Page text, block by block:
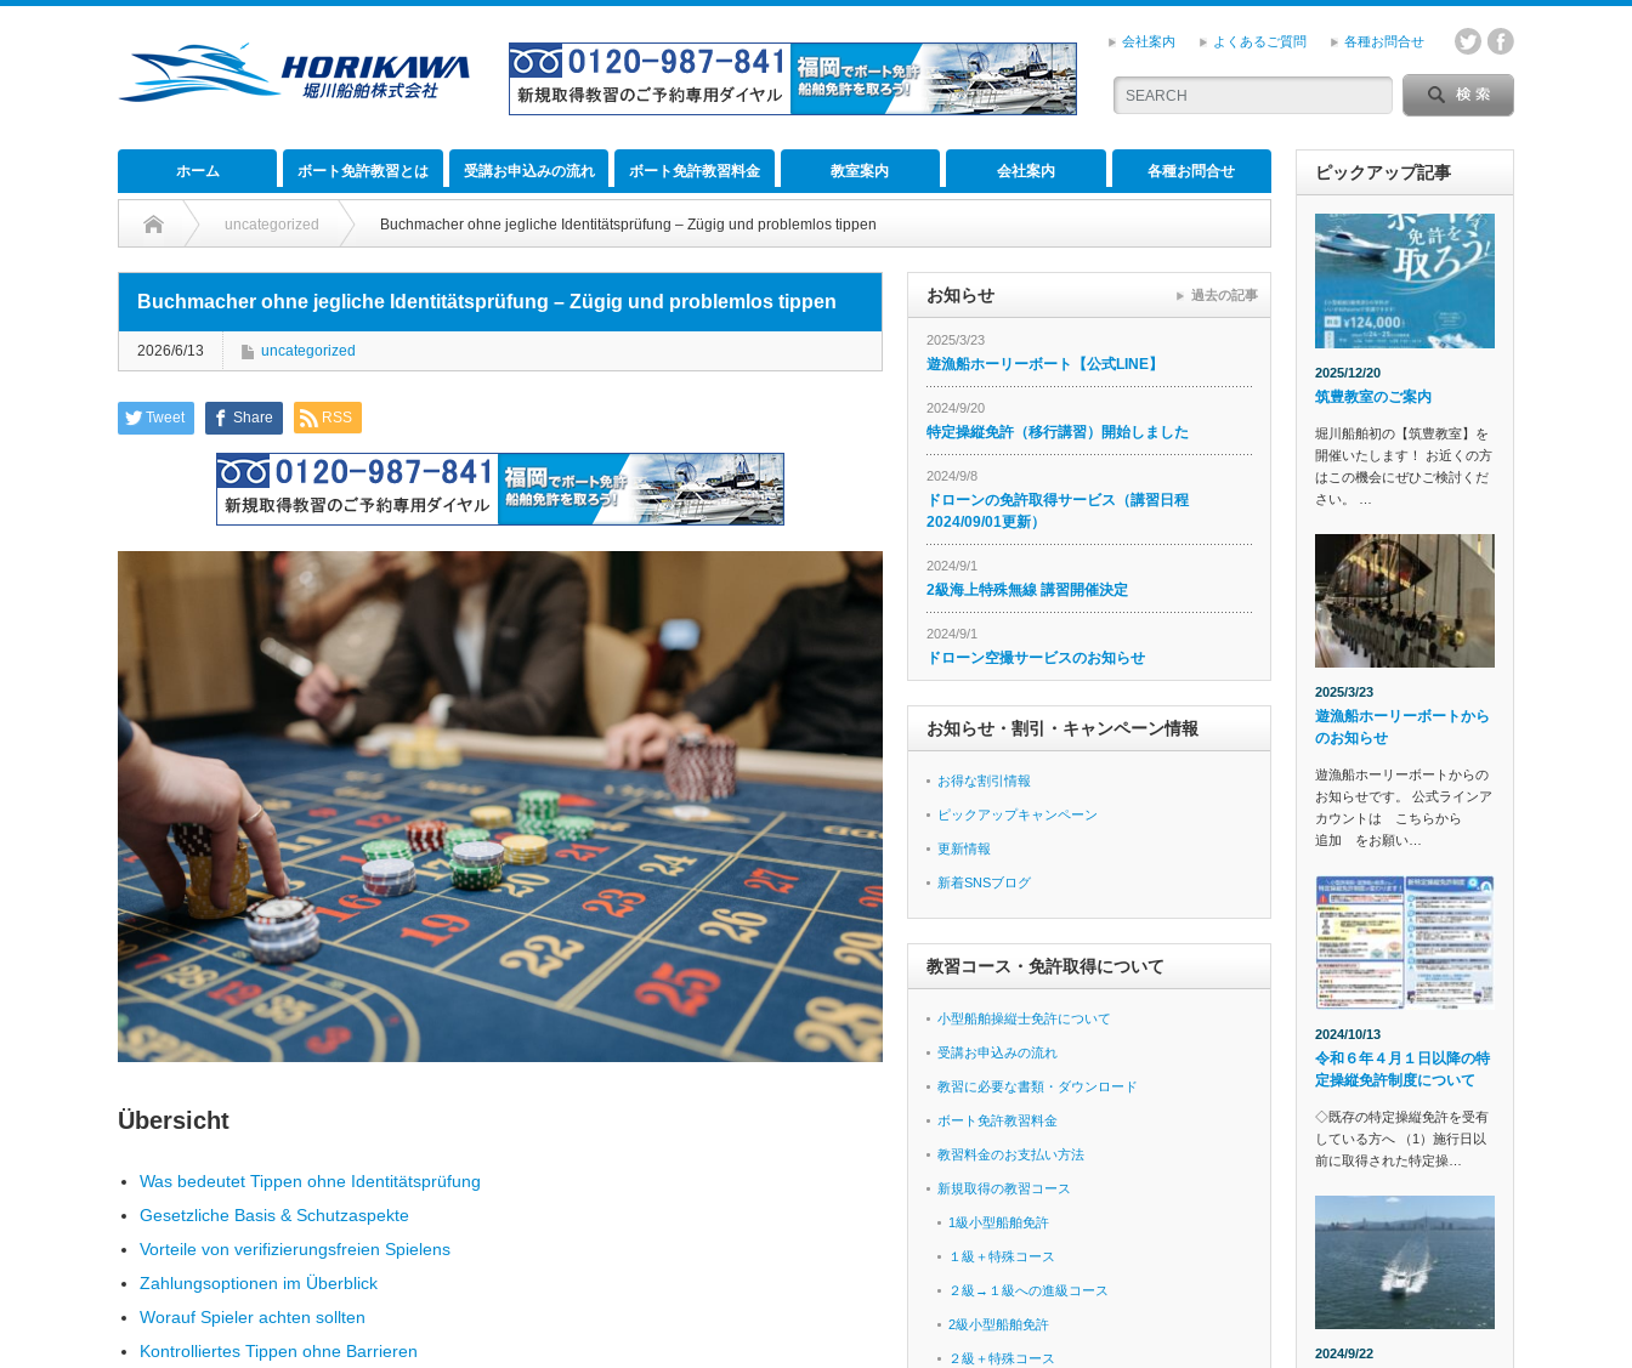
会社案内 よくあるご質問 各種お問合せ
ホーム ボート免許教習とは 受講お申込みの流れ ボート免許教習料金 教室案内 会社案内 各種お問合せ
uncategorized Buchmacher ohne jegliche Identitätsprüfung – Zügig und problemlos tippen
Buchmacher ohne jegliche Identitätsprüfung – Zügig und problemlos tippen
2026/6/13 uncategorized
Tweet Share RSS
Übersicht
Was bedeutet Tippen ohne Identitätsprüfung
Gesetzliche Basis & Schutzaspekte
Vorteile von verifizierungsfreien Spielens
Zahlungsoptionen im Überblick
Worauf Spieler achten sollten
Kontrolliertes Tippen ohne Barrieren
お知らせ
2025/3/23
遊漁船ホーリーボート【公式LINE】
2024/9/20
特定操縦免許（移行講習）開始しました
2024/9/8
ドローンの免許取得サービス（講習日程
2024/09/01更新）
2024/9/1
2級海上特殊無線 講習開催決定
2024/9/1
ドローン空撮サービスのお知らせ
過去の記事
お知らせ・割引・キャンペーン情報
お得な割引情報
ピックアップキャンペーン
更新情報
新着SNSブログ
教習コース・免許取得について
小型船舶操縦士免許について
受講お申込みの流れ
教習に必要な書類・ダウンロード
ボート免許教習料金
教習料金のお支払い方法
新規取得の教習コース
1級小型船舶免許
１級＋特殊コース
２級→１級への進級コース
2級小型船舶免許
２級＋特殊コース
ピックアップ記事
2025/12/20
筑豊教室のご案内
堀川船舶初の【筑豊教室】を
開催いたします！ お近くの方
はこの機会にぜひご検討くだ
さい。 …
2025/3/23
遊漁船ホーリーボートから
のお知らせ
遊漁船ホーリーボートからの
お知らせです。 公式ラインア
カウントは こちらから
追加 をお願い…
2024/10/13
令和６年４月１日以降の特
定操縦免許制度について
◇既存の特定操縦免許を受有
している方へ （1）施行日以
前に取得された特定操…
2024/9/22